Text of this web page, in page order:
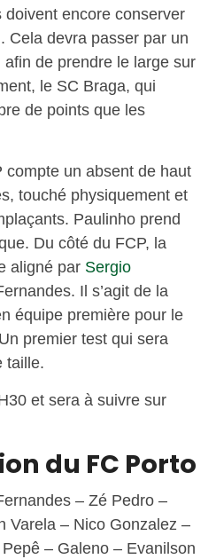
encore conserver
Cela devra passer par un
de prendre le large sur
le SC Braga, qui
de points que les
compte un absent de haut
touché physiquement et
Paulinho prend
Du côté du FCP, la
aligné par Sergio
Il s’agit de la
équipe première pour le
premier test qui sera
taille.
et sera à suivre sur
du FC Porto
– Zé Pedro –
Varela – Nico Gonzalez –
– Galeno – Evanilson